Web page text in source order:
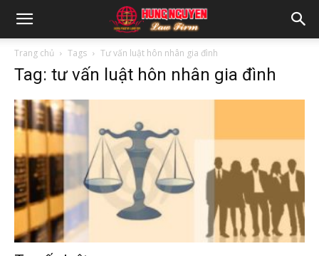
Trang chủ Tags Tư vấn luật hôn nhân gia đình
Tag: tư vấn luật hôn nhân gia đình